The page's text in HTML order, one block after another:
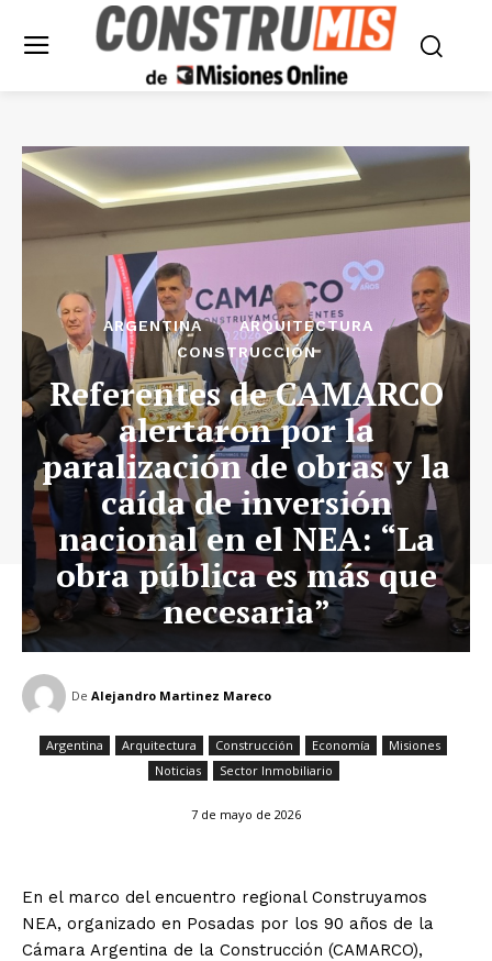
ARGENTINA
ARQUITECTURA
CONSTRUCCIÓN
Referentes de CAMARCO
alertaron por la
paralización de obras y la
caída de inversión
nacional en el NEA: “La
obra pública es más que
necesaria”
De Alejandro Martinez Mareco
Argentina Arquitectura Construcción Economía
Misiones
Noticias
Sector Inmobiliario
7 de mayo de 2026
En el marco del encuentro regional Construyamos
NEA, organizado en Posadas por los 90 años de la
Cámara Argentina de la Construcción (CAMARCO),